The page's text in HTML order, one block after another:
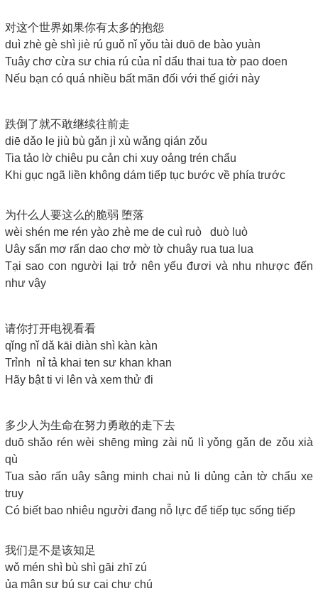
对这个世界如果你有太多的抱怨
duì zhè gè shì jiè rú guǒ nǐ yǒu tài duō de bào yuàn
Tuây chơ cừa sư chia rú của nỉ dẩu thai tua tờ pao doen
Nếu bạn có quá nhiều bất mãn đối với thế giới này
跌倒了就不敢继续往前走
diē dǎo le jiù bù gǎn jì xù wǎng qián zǒu
Tia tảo lờ chiêu pu cản chi xuy oảng trén chẩu
Khi gục ngã liền không dám tiếp tục bước về phía trước
为什么人要这么的脆弱 堕落
wèi shén me rén yào zhè me de cuì ruò duò luò
Uây sấn mơ rấn dao chơ mờ tờ chuây rua tua lua
Tại sao con người lại trở nên yếu đươi và nhu nhược đến
như vậy
请你打开电视看看
qǐng nǐ dǎ kāi diàn shì kàn kàn
Trỉnh nỉ tả khai ten sư khan khan
Hãy bật ti vi lên và xem thử đi
多少人为生命在努力勇敢的走下去
duō shǎo rén wèi shēng mìng zài nǔ lì yǒng gǎn de zǒu xià
qù
Tua sảo rấn uây sâng minh chai nủ li dủng cản tờ chẩu xe
truy
Có biết bao nhiêu người đang nỗ lực để tiếp tục sống tiếp
我们是不是该知足
wǒ mén shì bù shì gāi zhī zú
ủa mân sư bú sư cai chư chú